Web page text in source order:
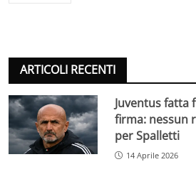
ARTICOLI RECENTI
Juventus fatta
firma: nessun
per Spalletti
14 Aprile 2026